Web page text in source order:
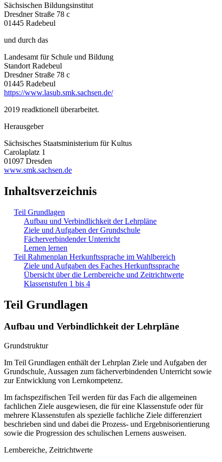
Sächsischen Bildungsinstitut
Dresdner Straße 78 c
01445 Radebeul
und durch das
Landesamt für Schule und Bildung
Standort Radebeul
Dresdner Straße 78 c
01445 Radebeul
https://www.lasub.smk.sachsen.de/
2019 readktionell überarbeitet.
Herausgeber
Sächsisches Staatsministerium für Kultus
Carolaplatz 1
01097 Dresden
www.smk.sachsen.de
Inhaltsverzeichnis
Teil Grundlagen
Aufbau und Verbindlichkeit der Lehrpläne
Ziele und Aufgaben der Grundschule
Fächerverbindender Unterricht
Lernen lernen
Teil Rahmenplan Herkunftssprache im Wahlbereich
Ziele und Aufgaben des Faches Herkunftssprache
Übersicht über die Lernbereiche und Zeitrichtwerte
Klassenstufen 1 bis 4
Teil Grundlagen
Aufbau und Verbindlichkeit der Lehrpläne
Grundstruktur
Im Teil Grundlagen enthält der Lehrplan Ziele und Aufgaben der
Grundschule, Aussagen zum fächerverbindenden Unterricht sowie
zur Entwicklung von Lernkompetenz.
Im fachspezifischen Teil werden für das Fach die allgemeinen
fachlichen Ziele ausgewiesen, die für eine Klassenstufe oder für
mehrere Klassenstufen als spezielle fachliche Ziele differenziert
beschrieben sind und dabei die Prozess- und Ergebnisorientierung
sowie die Progression des schulischen Lernens ausweisen.
Lernbereiche, Zeitrichtwerte